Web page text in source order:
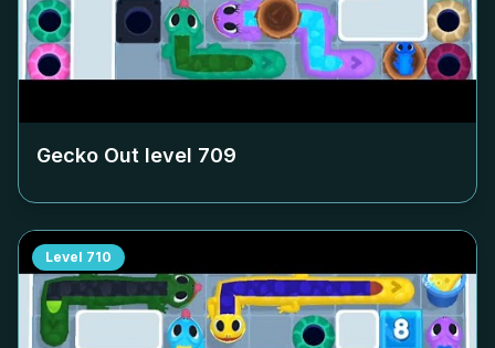
Gecko Out level 709
Level 710